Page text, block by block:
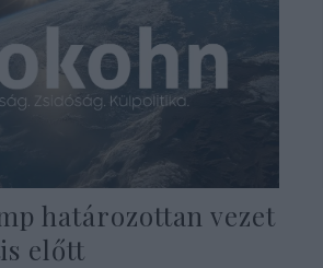
határozottan vezet
előtt